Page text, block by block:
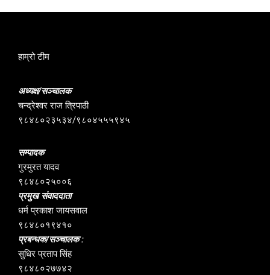
हाम्रो टीम
अध्यक्ष/सञ्चालक
चन्द्रेश्वर राज त्रिपाठी
९८४८०२३५३४/९८०४५५५९४५
सम्पादक
गुरमुरत यादव
९८४८०२५००६
प्रमुख संवाददाता
धर्म प्रकाश जायसवाल
९८४८०१९४१०
प्रबन्धक/सञ्चालक :
सुधिर प्रताप सिंह
९८४८०२७७४२